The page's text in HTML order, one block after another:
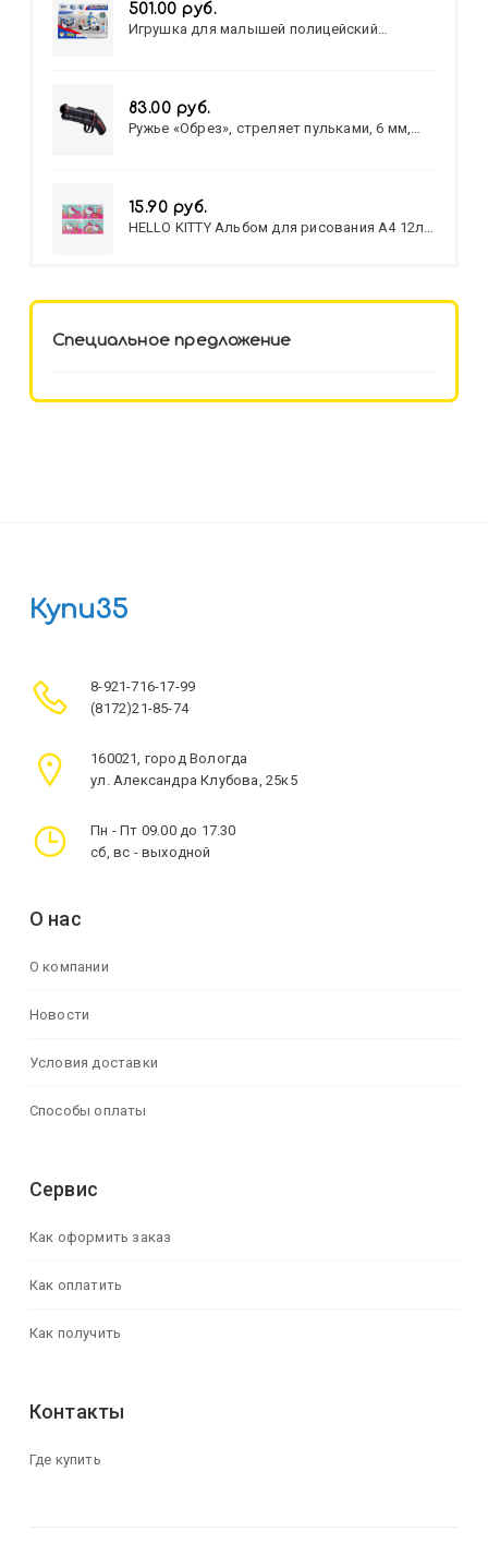
501.00 руб.
Игрушка для малышей полицейский
83.00 руб.
Ружье «Обрез», стреляет пульками, 6 мм,
15.90 руб.
HELLO KITTY Альбом для рисования А4 12л.
Специальное предложение
Купи35
8-921-716-17-99
(8172)21-85-74
160021, город Вологда
ул. Александра Клубова, 25к5
Пн - Пт 09.00 до 17.30
сб, вс - выходной
О нас
О компании
Новости
Условия доставки
Способы оплаты
Сервис
Как оформить заказ
Как оплатить
Как получить
Контакты
Где купить